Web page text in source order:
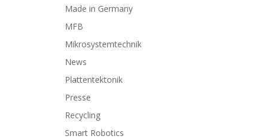
Made in Germany
MFB
Mikrosystemtechnik
News
Plattentektonik
Presse
Recycling
Smart Robotics